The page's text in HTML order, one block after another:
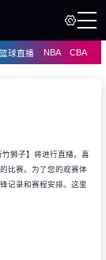
篮球直播 NBA CBA
狮子】将进行直播。喜
比赛。为了您的观赛体
记录和赛程安排。这里